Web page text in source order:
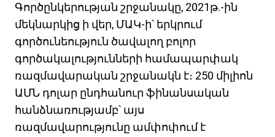
Գործընկերության շրջանակը, 2021թ.-ին
մեկնարկից ի վեր, ՄԱԿ-ի՝ երկրում
գործունեություն ծավալող բոլոր
գործակալությունների համապարփակ
ռազմավարական շրջանակն է։ 250 միլիոն
ԱՄՆ դոլար ընդհանուր ֆինանսական
հանձնառությամբ՝ այս
ռազմավարությունը ամփոփում է